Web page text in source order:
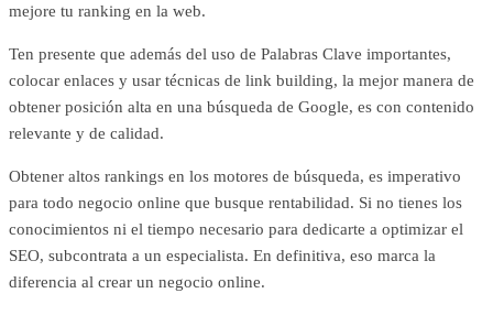
mejore tu ranking en la web.
Ten presente que además del uso de Palabras Clave importantes,
colocar enlaces y usar técnicas de link building, la mejor manera de
obtener posición alta en una búsqueda de Google, es con contenido
relevante y de calidad.
Obtener altos rankings en los motores de búsqueda, es imperativo
para todo negocio online que busque rentabilidad. Si no tienes los
conocimientos ni el tiempo necesario para dedicarte a optimizar el
SEO, subcontrata a un especialista. En definitiva, eso marca la
diferencia al crear un negocio online.